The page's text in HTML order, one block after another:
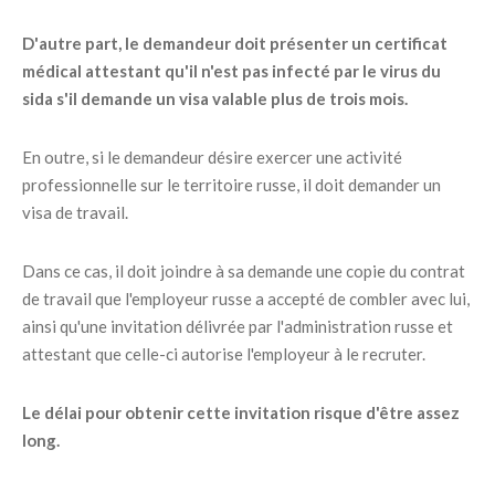
D'autre part, le demandeur doit présenter un certificat
médical attestant qu'il n'est pas infecté par le virus du
sida s'il demande un visa valable plus de trois mois.
En outre, si le demandeur désire exercer une activité
professionnelle sur le territoire russe, il doit demander un
visa de travail.
Dans ce cas, il doit joindre à sa demande une copie du contrat
de travail que l'employeur russe a accepté de combler avec lui,
ainsi qu'une invitation délivrée par l'administration russe et
attestant que celle-ci autorise l'employeur à le recruter.
Le délai pour obtenir cette invitation risque d'être assez
long.